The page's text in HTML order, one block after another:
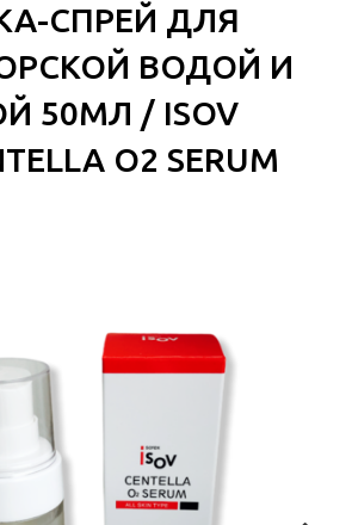
СПРЕЙ ДЛЯ
ВОДОЙ И
50МЛ / ISOV
O2 SERUM